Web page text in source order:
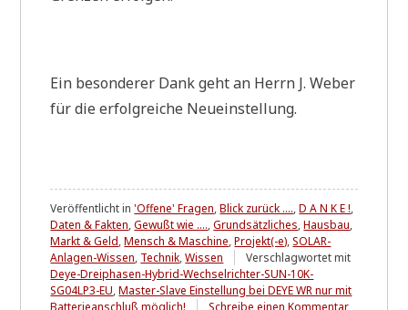
Ein beson­de­rer Dank geht an Herrn J. Weber
für die erfolg­rei­che Neueinstellung.
Veröffentlicht in'Offene' Fragen,Blick zurück ....,D A N K E !,
Daten & Fakten,Gewußt wie ....,Grundsätzliches,Hausbau,
Markt & Geld,Mensch & Maschine,Projekt(-e),SOLAR-
Anlagen-Wissen, Technik,Wissen
Verschlagwortet mit
Deye-Dreiphasen-Hybrid-Wechselrichter-SUN-10K-
SG04LP3-EU,Master-Slave Einstellung bei DEYE WR nur mit
zu